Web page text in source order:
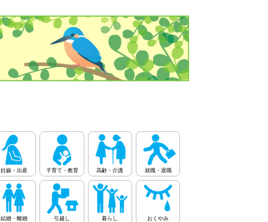
妊娠・出産 子育て・教育 高齢・介護 就職・退職
結婚・離婚 引越し 暮らし おくやみ